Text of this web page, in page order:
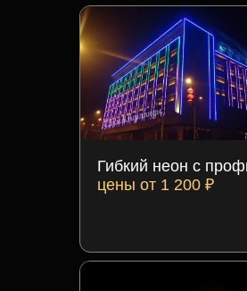
Гибкий неон с
цены от 1 200 ₽